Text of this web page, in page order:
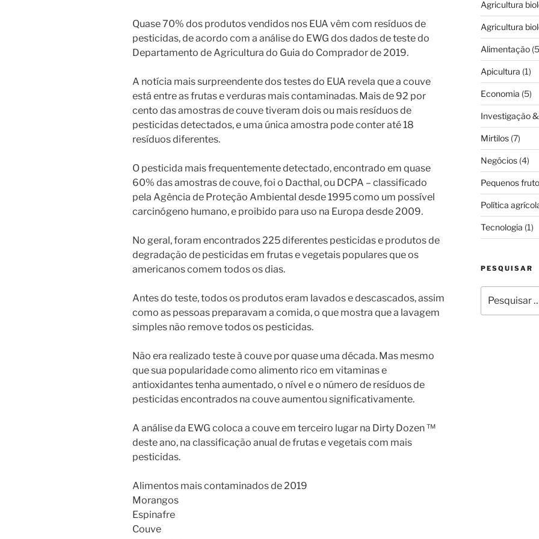
Quase 70% dos produtos vendidos nos EUA vêm com resíduos de
pesticidas, de acordo com a análise do EWG dos dados de teste do
Departamento de Agricultura do Guia do Comprador de 2019.
A notícia mais surpreendente dos testes do EUA revela que a couve
está entre as frutas e verduras mais contaminadas. Mais de 92 por
cento das amostras de couve tiveram dois ou mais resíduos de
pesticidas detectados, e uma única amostra pode conter até 18
resíduos diferentes.
O pesticida mais frequentemente detectado, encontrado em quase
60% das amostras de couve, foi o Dacthal, ou DCPA – classificado
pela Agência de Proteção Ambiental desde 1995 como um possível
carcinógeno humano, e proibido para uso na Europa desde 2009.
No geral, foram encontrados 225 diferentes pesticidas e produtos de
degradação de pesticidas em frutas e vegetais populares que os
americanos comem todos os dias.
Antes do teste, todos os produtos eram lavados e descascados, assim
como as pessoas preparavam a comida, o que mostra que a lavagem
simples não remove todos os pesticidas.
Não era realizado teste à couve por quase uma década. Mas mesmo
que sua popularidade como alimento rico em vitaminas e
antioxidantes tenha aumentado, o nível e o número de resíduos de
pesticidas encontrados na couve aumentou significativamente.
A análise da EWG coloca a couve em terceiro lugar na Dirty Dozen ™
deste ano, na classificação anual de frutas e vegetais com mais
pesticidas.
Alimentos mais contaminados de 2019
Morangos
Espinafre
Couve
Agricultura
Agricultura
Alimentação
Apicultura (1)
Economia (5)
Investigação
Mirtilos(7)
Negócios(4)
Pequenos
Política
Tecnologia (1)
PESQUISAR
por: